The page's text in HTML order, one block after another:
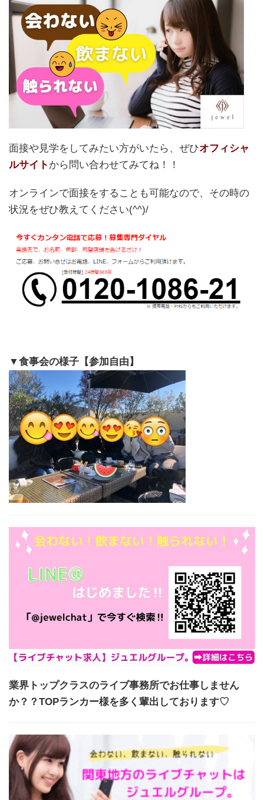
面接や見学をしてみたい方がいたら、ぜひオフィシャ
ルサイト から問い合わせてみてね！！
オンラインで面接をすることも可能なので、その時の
状況をぜひ教えてください(^^)/
▼食事会の様子【参加自由】
業界トップクラスのライブ事務所でお仕事しません
か？？TOPランカー様を多く輩出しております♡